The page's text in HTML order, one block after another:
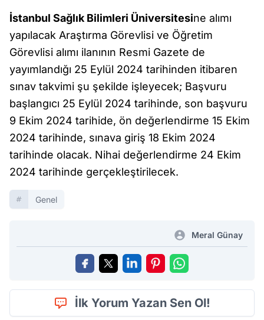
İstanbul Sağlık Bilimleri Üniversitesine alımı
yapılacak Araştırma Görevlisi ve Öğretim
Görevlisi alımı ilanının Resmi Gazete de
yayımlandığı 25 Eylül 2024 tarihinden itibaren
sınav takvimi şu şekilde işleyecek; Başvuru
başlangıcı 25 Eylül 2024 tarihinde, son başvuru
9 Ekim 2024 tarihide, ön değerlendirme 15 Ekim
2024 tarihinde, sınava giriş 18 Ekim 2024
tarihinde olacak. Nihai değerlendirme 24 Ekim
2024 tarihinde gerçekleştirilecek.
Genel
Meral Günay
İlk Yorum Yazan Sen Ol!